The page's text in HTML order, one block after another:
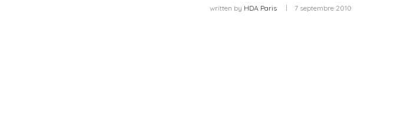
written by HDA Paris 7 septembre 2010